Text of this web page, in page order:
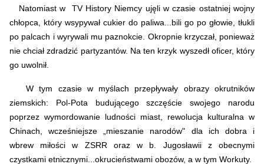
Natomiast w TV History Niemcy ujęli w czasie ostatniej wojny
chłopca, który wsypywał cukier do paliwa...bili go po głowie, tłukli
po palcach i wyrywali mu paznokcie. Okropnie krzyczał, ponieważ
nie chciał zdradzić partyzantów. Na ten krzyk wyszedł oficer, który
go uwolnił.
W tym czasie w myślach przepływały obrazy okrutników
ziemskich: Pol-Pota budującego szczęście swojego narodu
poprzez wymordowanie ludności miast, rewolucja kulturalna w
Chinach, wcześniejsze „mieszanie narodów" dla ich dobra i
wbrew miłości w ZSRR oraz w b. Jugosławii z obecnymi
czystkami etnicznymi...okrucieństwami obozów, a w tym Workuty.